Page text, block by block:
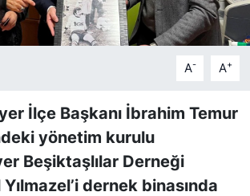
A- A+
İlçe Başkanı İbrahim Temur
yönetim kurulu
Beşiktaşlılar Derneği
Yılmazel’i dernek binasında
BARIŞI
HABERİ